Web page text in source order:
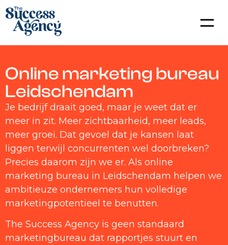
Online marketing bureau
Leidschendam
Je bedrijf draait goed, maar je weet dat er
meer in zit. Meer zichtbaarheid, meer leads,
meer groei. Dat gevoel dat je kansen laat
liggen terwijl concurrenten wel doorbreken?
Precies daarom zijn we er. Als online
marketing bureau in Leidschendam helpen we
ambitieuze ondernemers hun volledige
marketingpotentieel te benutten.
The Success Agency is geen standaard
marketingbureau dat rapportjes stuurt en